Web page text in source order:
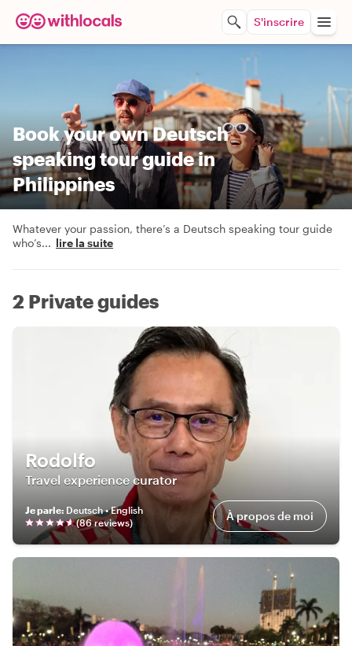
S'inscrire
Book your own Deutsch
speaking tour guide in
Philippines
Whatever your passion, there’s a Deutsch speaking tour guide
who’s... lire la suite
2 Private guides
Rodolfo
Travel experience curator
Je parle: Deutsch • English
(86reviews) À propos de moi